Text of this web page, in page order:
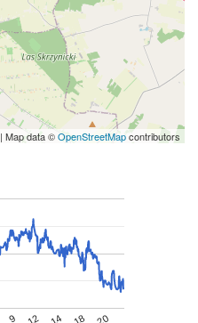
| Map data ©OpenStreetMapcontributors
9 12 14 18 20